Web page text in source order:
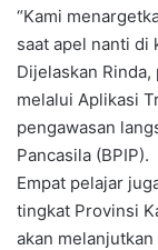
“Kami
saat apel nanti di
Dijelaskan
melalui Aplikasi
pengawasan
Pancasila (BPIP).
Empat pelajar
tingkat Provinsi
akan